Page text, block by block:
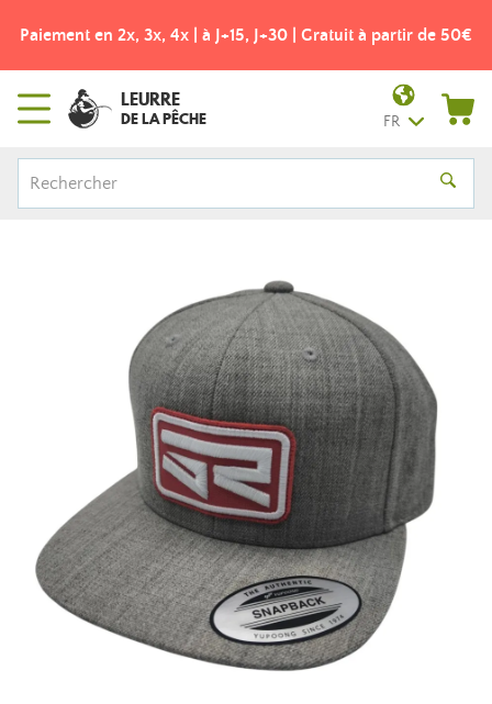
Paiement en 2x, 3x, 4x | à J+15, J+30 | Gratuit à partir de 50€
LEURRE
DE LA PÊCHE FR